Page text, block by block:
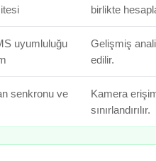
birlikte
uyumluluğu
Gelişmiş
edilir.
senkronu ve
Kamera
sınırlandırılır.